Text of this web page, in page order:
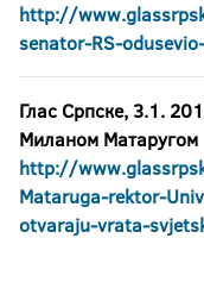
http://
senator-RS-
Глас Српске, 3.1.
Миланом Матаругом
http://
Mataruga-rektor-
otvaraju-vrata-